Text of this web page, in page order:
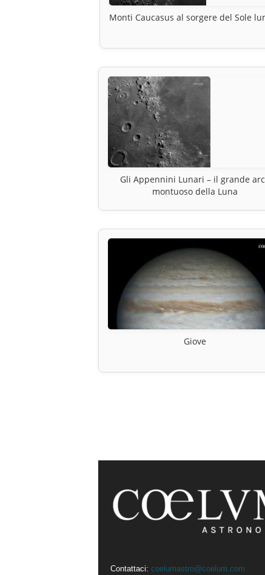
Monti Caucasus al sorgere del Sole
Gli Appennini Lunari – il grande
montuoso della Luna
Giove
Contattaci: coelumastro@coelum.com